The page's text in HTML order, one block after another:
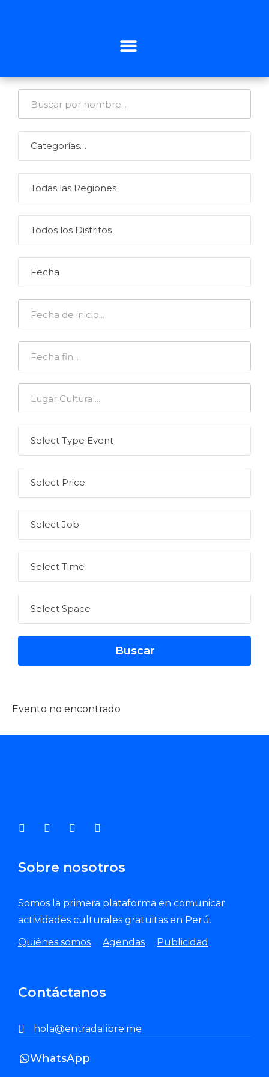
Evento no encontrado
Sobre nosotros
Somos la primera plataforma en comunicar
actividades culturales gratuitas en Perú.
Quiénes somos
Agendas Publicidad
Contáctanos
hola@entradalibre.me
WhatsApp